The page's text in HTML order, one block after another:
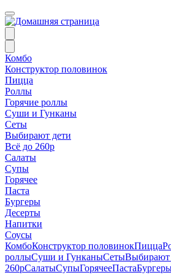
Комбо
Конструктор половинок
Пицца
Роллы
Горячие роллы
Суши и Гунканы
Сеты
Выбирают дети
Всё до 260р
Салаты
Супы
Горячее
Паста
Бургеры
Десерты
Напитки
Соусы
КомбоКонструктор половинокПицца
роллыСуши и ГунканыСетыВыбирают
260рСалатыСупыГорячееПаста